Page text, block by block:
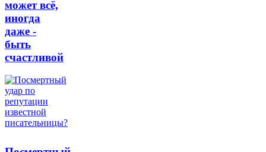
может всё,
иногда
даже -
быть
счастливой